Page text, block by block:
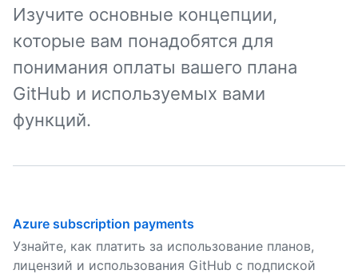
Изучите основные концепции,
которые вам понадобятся для
понимания оплаты вашего плана
GitHub и используемых вами
функций.
Azure subscription payments
Узнайте, как платить за использование планов,
лицензий и использования GitHub с подпиской